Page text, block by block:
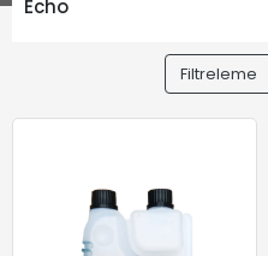
Echo
Filtreleme